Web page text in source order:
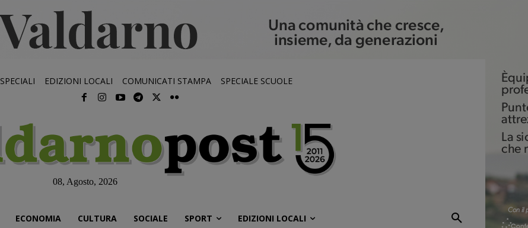
SPECIALI EDIZIONI LOCALI COMUNICATI STAMPA SPECIALE SCUOLE
08, Agosto, 2026
ECONOMIA CULTURA SOCIALE SPORT EDIZIONI LOCALI